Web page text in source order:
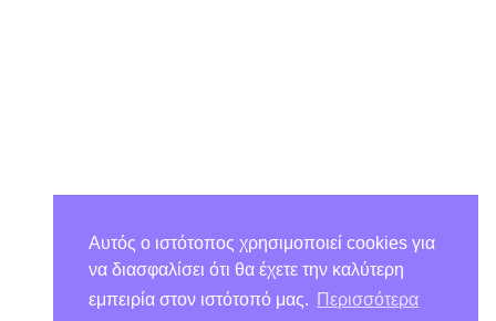
Αυτός ο ιστότοπος χρησιμοποιεί cookies για
να διασφαλίσει ότι θα έχετε την καλύτερη
εμπειρία στον ιστότοπό μας.
Περισσότερα